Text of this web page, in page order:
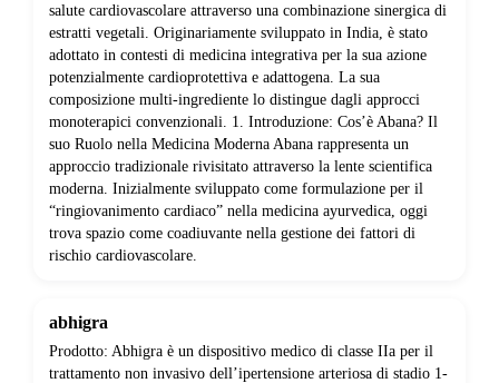
salute cardiovascolare attraverso una combinazione sinergica di
estratti vegetali. Originariamente sviluppato in India, è stato
adottato in contesti di medicina integrativa per la sua azione
potenzialmente cardioprotettiva e adattogena. La sua
composizione multi-ingrediente lo distingue dagli approcci
monoterapici convenzionali. 1. Introduzione: Cos’è Abana? Il
suo Ruolo nella Medicina Moderna Abana rappresenta un
approccio tradizionale rivisitato attraverso la lente scientifica
moderna. Inizialmente sviluppato come formulazione per il
“ringiovanimento cardiaco” nella medicina ayurvedica, oggi
trova spazio come coadiuvante nella gestione dei fattori di
rischio cardiovascolare.
abhigra
Prodotto: Abhigra è un dispositivo medico di classe IIa per il
trattamento non invasivo dell’ipertensione arteriosa di stadio 1-